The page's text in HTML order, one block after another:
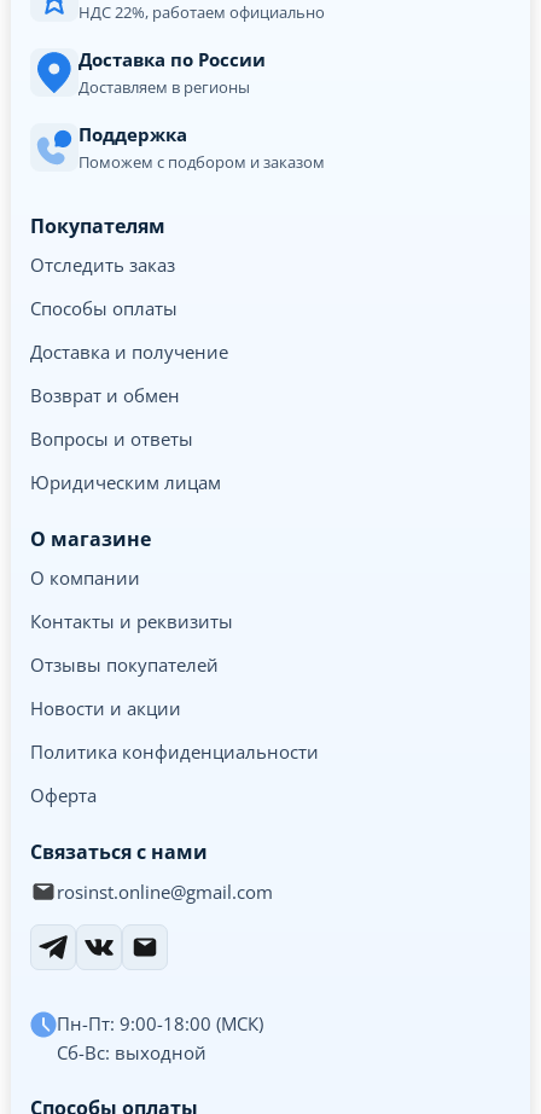
НДС 22%, работаем официально
Доставка по России
Доставляем в регионы
Поддержка
Поможем с подбором и заказом
Покупателям
Отследить заказ
Способы оплаты
Доставка и получение
Возврат и обмен
Вопросы и ответы
Юридическим лицам
О магазине
О компании
Контакты и реквизиты
Отзывы покупателей
Новости и акции
Политика конфиденциальности
Оферта
Связаться с нами
rosinst.online@gmail.com
Пн-Пт: 9:00-18:00 (МСК)
Сб-Вс: выходной
Способы оплаты